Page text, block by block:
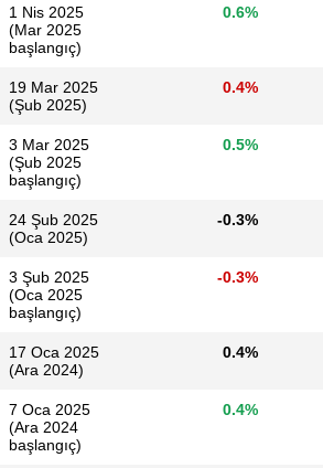
1 Nis 2025
(Mar 2025
başlangıç)
0.6%
19 Mar 2025
(Şub 2025)
0.4%
3 Mar 2025
(Şub 2025
başlangıç)
0.5%
24 Şub 2025
(Oca 2025)
-0.3%
3 Şub 2025
(Oca 2025
başlangıç)
-0.3%
17 Oca 2025
(Ara 2024)
0.4%
7 Oca 2025
(Ara 2024
başlangıç)
0.4%